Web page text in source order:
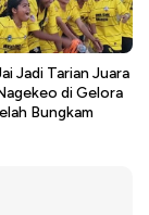
Jadi Tarian Juara
di Gelora
Bungkam